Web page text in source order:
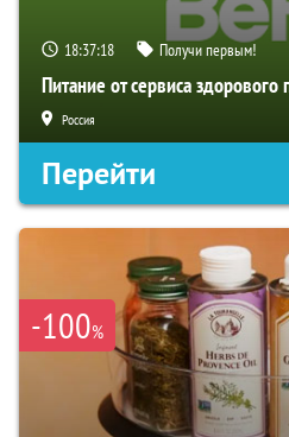
18:37:17 Получи первым!
Питание от сервиса здорового
Россия
Перейти
-100%